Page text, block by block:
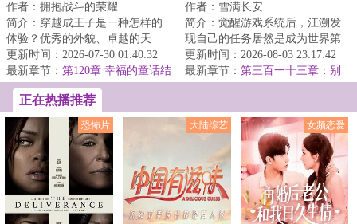
作者：拥抱战斗的荣耀
简介：穿越成王子是一种怎样的
体验？优秀的外貌、卓越的天
赋、绝对的权柄......很好，想必接
下来就是我励...
更新时间：2026-07-30 01:40:32
最新章节： 第120章 幸福的童话结
局
作者：雪满长安
简介：觉醒游戏系统后，江溯发
现自己的任务居然是成为世界第
一的公司主理人。难度有点大，
不过没关系，好...
更新时间：2026-08-03 23:17:42
最新章节： 第三百一十三章：别
正在热播推荐
恐怖片 大陆综艺 女频恋爱